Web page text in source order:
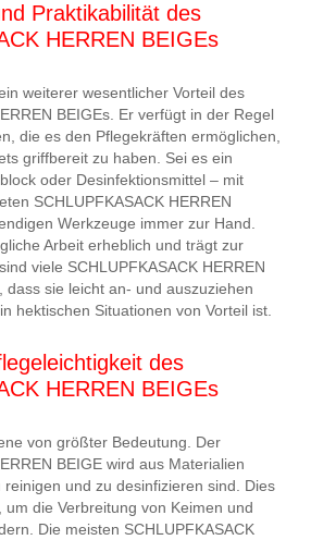
Praktikabilität des
HERREN BEIGEs
weiterer wesentlicher Vorteil des
BEIGEs. Er verfügt in der Regel
die es den Pflegekräften ermöglichen,
griffbereit zu haben. Sei es ein
oder Desinfektionsmittel – mit
SCHLUPFKASACK HERREN
Werkzeuge immer zur Hand.
Arbeit erheblich und trägt zur
viele SCHLUPFKASACK HERREN
dass sie leicht an- und auszuziehen
hektischen Situationen von Vorteil ist.
des
HERREN BEIGEs
von größter Bedeutung. Der
BEIGE wird aus Materialien
und zu desinfizieren sind. Dies
um die Verbreitung von Keimen und
Die meisten SCHLUPFKASACK